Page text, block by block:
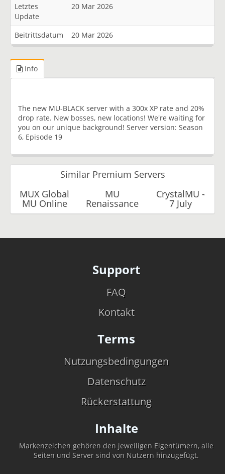
Letztes
Update
20 Mar 2026
Beitrittsdatum 20 Mar 2026
Info
The new MU-BLACK server with a 300x XP rate and 20%
drop rate. New bosses, new locations! We're waiting for
you on our unique background! Server version: Season
6, Episode 19
Similar Premium Servers
MUX Global
MU Online
MU
Renaissance
CrystalMU -
7 July
Support
FAQ
Kontakt
Terms
Nutzungsbedingungen
Datenschutz
Rückerstattung
Inhalte
Markenzeichen gehören den jeweiligen Eigentümern, alle
Seiten und Server sind von Nutzern hinzugefügt.